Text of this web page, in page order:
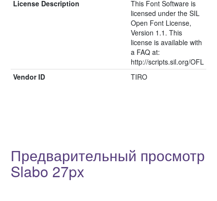
License Description
This Font Software is
licensed under the SIL
Open Font License,
Version 1.1. This
license is available with
a FAQ at:
http://scripts.sil.org/OFL
Vendor ID
TIRO
Предварительный просмотр
Slabo 27px